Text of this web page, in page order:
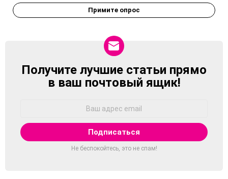
Примите опрос
NEWSLETTER
Получите лучшие статьи прямо
в ваш почтовый ящик!
Не беспокойтесь, это не спам!